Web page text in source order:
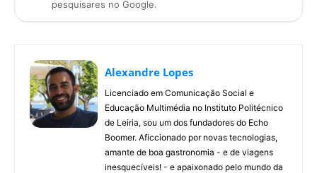
pesquisares no Google.
Alexandre Lopes
Licenciado em Comunicação Social e
Educação Multimédia no Instituto Politécnico
de Leiria, sou um dos fundadores do Echo
Boomer. Aficcionado por novas tecnologias,
amante de boa gastronomia - e de viagens
inesquecíveis! - e apaixonado pelo mundo da